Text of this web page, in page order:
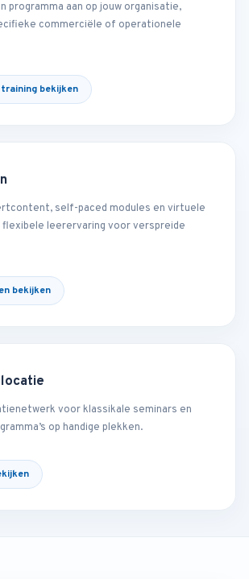
programma aan op jouw organisatie,
commerciële of operationele
bekijken
self-paced modules en virtuele
leerervaring voor verspreide
bekijken
voor klassikale seminars en
op handige plekken.